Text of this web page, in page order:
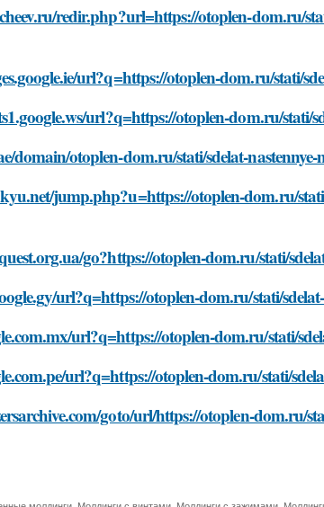
redir.php?url=https://otoplen-dom.ru/
url?q=https://otoplen-dom.ru/stati/
url?q=https://otoplen-dom.ru/stati/
domain/otoplen-dom.ru/stati/sdelat-
jump.php?u=https://otoplen-dom.ru/
go?https://otoplen-dom.ru/stati/
url?q=https://otoplen-dom.ru/stati/
url?q=https://otoplen-dom.ru/stati/
url?q=https://otoplen-dom.ru/stati/
goto/url/https://otoplen-dom.ru/